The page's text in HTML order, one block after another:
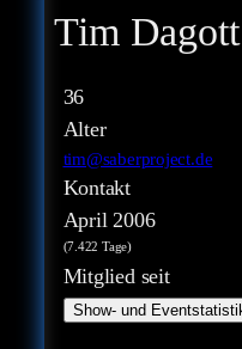
Tim Dagott
36
Alter
tim@saberproject.de
Kontakt
April 2006
(7.422 Tage)
Mitglied seit
Show- und